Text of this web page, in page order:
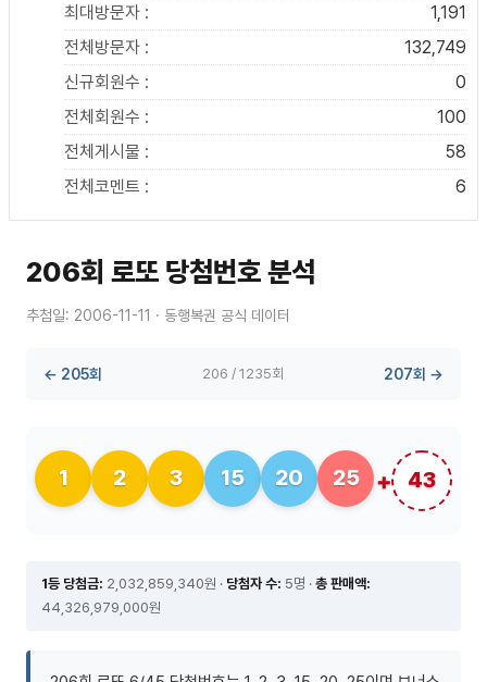
최대방문자 :
1,191
전체방문자 :
132,749
신규회원수 :
0
전체회원수 :
100
전체게시물 :
58
전체코멘트 :
6
206회 로또 당첨번호 분석
추첨일: 2006-11-11 · 동행복권 공식 데이터
← 205회 206 / 1235회 207회 →
1 2 3 15 20 25 43
1등 당첨금: 2,032,859,340원 · 당첨자 수: 5명 · 총 판매액:
44,326,979,000원